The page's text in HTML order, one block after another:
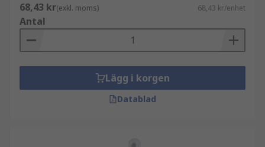
68,43 kr(exkl. moms) 68,43 kr/enhet
Antal
Lägg i korgen
Datablad